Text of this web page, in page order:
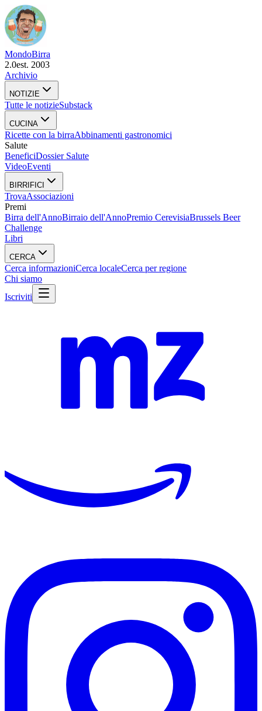
MondoBirra
2.0est. 2003
Archivio
NOTIZIE
Tutte le notizieSubstack
CUCINA
Ricette con la birraAbbinamenti gastronomici
Salute
BeneficiDossier Salute
VideoEventi
BIRRIFICI
TrovaAssociazioni
Premi
Birra dell'AnnoBirraio dell'AnnoPremio CerevisiaBrussels Beer
Challenge
Libri
CERCA
Cerca informazioniCerca localeCerca per regione
Chi siamo
Iscriviti